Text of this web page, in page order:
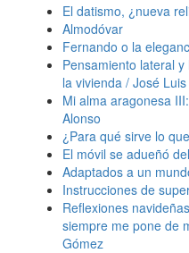
El datismo, ¿nueva
Almodóvar
Fernando o la
Pensamiento lateral
la vivienda / José
Mi alma aragonesa
Alonso
¿Para qué sirve lo
El móvil se adueñó
Adaptados a un
Instrucciones de
Reflexiones
siempre me pone de
Gómez